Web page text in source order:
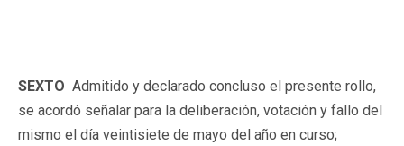
SEXTO Admitido y declarado concluso el presente rollo,
se acordó señalar para la deliberación, votación y fallo del
mismo el día veintisiete de mayo del año en curso;